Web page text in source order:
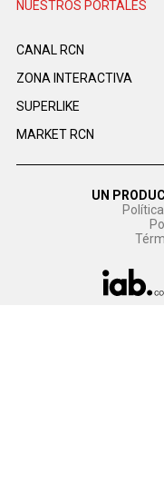
NUESTROS PORTALES
CANAL RCN
ZONA INTERACTIVA
SUPERLIKE
MARKET RCN
UN